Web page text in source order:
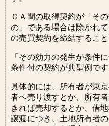
ＣＡ間の取得契約が「そ
の」である場合は除かれ
の売買契約を締結すること
「その効力の発生が条件
条件付の契約が典型例です
具体的には、所有者が東
者へ売り渡すとか、所有
きれば売却するとか、借
譲渡につき、土地所有者